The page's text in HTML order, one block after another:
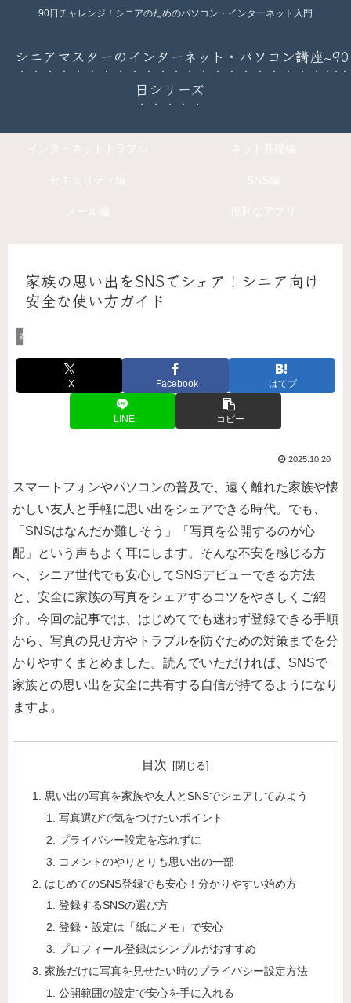
90日チャレンジ！シニアのためのパソコン・インターネット入門
シニアマスターのインターネット・パソコン講座~90
日シリーズ
家族の思い出をSNSでシェア！シニア向け
安全な使い方ガイド
家族と楽しむデジタルコミュニケーション
X Facebook はてブ
LINE コピー
2025.10.20
スマートフォンやパソコンの普及で、遠く離れた家族や懐
かしい友人と手軽に思い出をシェアできる時代。でも、
「SNSはなんだか難しそう」「写真を公開するのが心
配」という声もよく耳にします。そんな不安を感じる方
へ、シニア世代でも安心してSNSデビューできる方法
と、安全に家族の写真をシェアするコツをやさしくご紹
介。今回の記事では、はじめてでも迷わず登録できる手順
から、写真の見せ方やトラブルを防ぐための対策までを分
かりやすくまとめました。読んでいただければ、SNSで
家族との思い出を安全に共有する自信が持てるようになり
ますよ。
目次
思い出の写真を家族や友人とSNSでシェアしてみよう
写真選びで気をつけたいポイント
プライバシー設定を忘れずに
コメントのやりとりも思い出の一部
はじめてのSNS登録でも安心！分かりやすい始め方
登録するSNSの選び方
登録・設定は「紙にメモ」で安心
プロフィール登録はシンプルがおすすめ
家族だけに写真を見せたい時のプライバシー設定方法
公開範囲の設定で安心を手に入れる